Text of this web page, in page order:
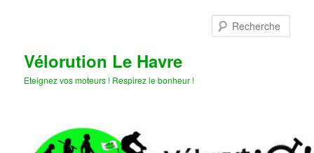
Vélorution Le Havre
Eteignez vos moteurs ! Respirez le bonheur !